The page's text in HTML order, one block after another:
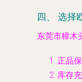
四、 选择
东莞市樟木
正品
库存